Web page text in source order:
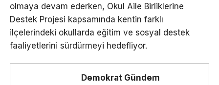
olmaya devam ederken, Okul Aile Birliklerine
Destek Projesi kapsamında kentin farklı
ilçelerindeki okullarda eğitim ve sosyal destek
faaliyetlerini sürdürmeyi hedefliyor.
Demokrat Gündem